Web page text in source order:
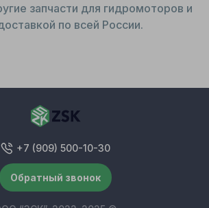
запчасти для гидромоторов и
по всей России.
+7 (909) 500-10-30
Обратный звонок